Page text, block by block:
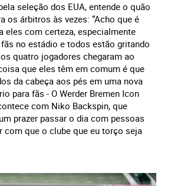
seleção dos EUA, entende o quão
os árbitros às vezes: “Acho que é
eles com certeza, especialmente
no estádio e todos estão gritando
quatro jogadores chegaram ao
que eles têm em comum é que
da cabeça aos pés em uma nova
para fãs - O Werder Bremen Icon
com Niko Backspin, que
prazer passar o dia com pessoas
com que o clube que eu torço seja